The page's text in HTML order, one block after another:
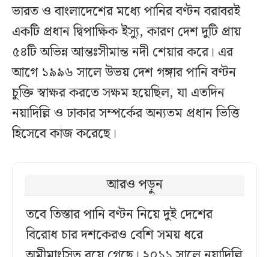
ভারত ও বাংলাদেশের মধ্যে পানির বণ্টন বরাবরই
একটি প্রধান দ্বিপাক্ষিক ইস্যু, কারণ দেশ দুটি প্রায়
৫৪টি অভিন্ন আন্তঃসীমান্ত নদী শেয়ার করে। এর
আগে ১৯৯৬ সালে উভয় দেশ গঙ্গার পানি বণ্টন
চুক্তি স্বাক্ষর করতে সক্ষম হয়েছিল, যা এতদিন
নয়াদিল্লি ও ঢাকার সম্পর্কের অন্যতম প্রধান ভিত্তি
হিসেবে কাজ করেছে।
আরও পড়ুন
তবে তিস্তার পানি বণ্টন নিয়ে দুই দেশের
বিরোধ চার দশকেরও বেশি সময় ধরে